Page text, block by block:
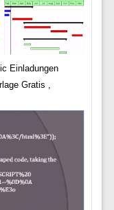
Einladungen
Gratis ,